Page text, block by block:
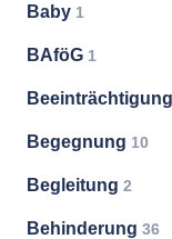
Baby 1
BAföG 1
Beeinträchtigung
Begegnung 10
Begleitung 2
Behinderung 36